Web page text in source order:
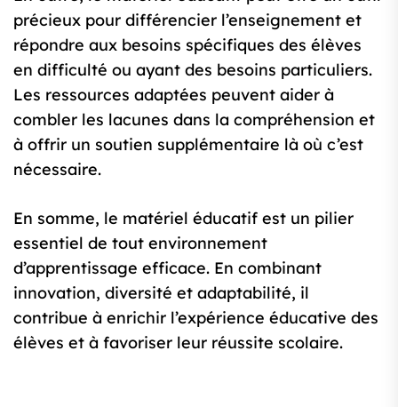
précieux pour différencier l’enseignement et
répondre aux besoins spécifiques des élèves
en difficulté ou ayant des besoins particuliers.
Les ressources adaptées peuvent aider à
combler les lacunes dans la compréhension et
à offrir un soutien supplémentaire là où c’est
nécessaire.
En somme, le matériel éducatif est un pilier
essentiel de tout environnement
d’apprentissage efficace. En combinant
innovation, diversité et adaptabilité, il
contribue à enrichir l’expérience éducative des
élèves et à favoriser leur réussite scolaire.